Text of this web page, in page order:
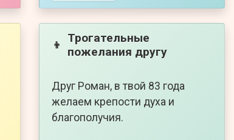
👦
Трогательные
пожелания другу
Друг Роман, в твой 83 года
желаем крепости духа и
благополучия.